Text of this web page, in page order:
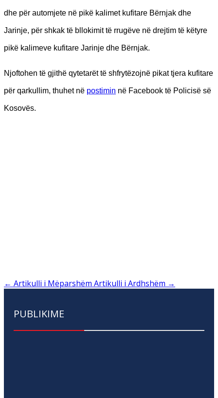
dhe për automjete në pikë kalimet kufitare Bërnjak dhe
Jarinje, për shkak të bllokimit të rrugëve në drejtim të këtyre
pikë kalimeve kufitare Jarinje dhe Bërnjak.
Njoftohen të gjithë qytetarët të shfrytëzojnë pikat tjera kufitare
për qarkullim, thuhet në postimin në Facebook të Policisë së
Kosovës.
← Artikulli i Mëparshëm Artikulli i Ardhshëm →
PUBLIKIME